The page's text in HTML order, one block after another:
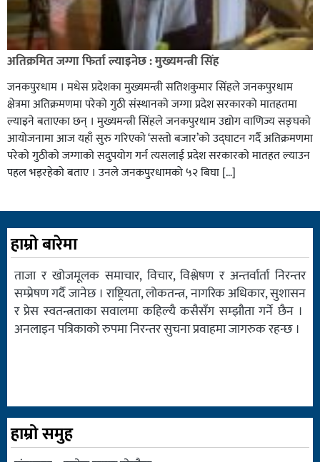
अतिक्रमित जग्गा फिर्ता ल्याइनेछ : मुख्यमन्त्री सिंह
जनकपुरधाम । मधेस प्रदेशका मुख्यमन्त्री सतिशकुमार सिंहले जनकपुरधाम
क्षेत्रमा अतिक्रमणमा परेको गुठी संस्थानको जग्गा प्रदेश सरकारको मातहतमा
ल्याइने बताएका छन् । मुख्यमन्त्री सिंहले जनकपुरधाम उद्योग वाणिज्य सङ्घको
आयोजनामा आज यहाँ सुरु गरिएको ‘सस्तो बजार’को उद्घाटन गर्दै अतिक्रमणमा
परेको गुठीको जग्गाको सदुपयोग गर्न त्यसलाई प्रदेश सरकारको मातहत ल्याउन
पहल भइरहेको बताए । उनले जनकपुरधामको ५२ बिघा […]
हाम्रो बारेमा
ताजा र खोजमूलक समाचार, विचार, विश्लेषण र अन्तर्वार्ता निरन्तर
सम्प्रेषण गर्दै जानेछ । राष्ट्रियता, लोकतन्त्र, नागरिक अधिकार, सुशासन
र प्रेस स्वतन्त्रताका सवालमा कहिल्यै कसैसँग सम्झौता गर्ने छैन ।
अनलाइन पत्रिकाको रुपमा निरन्तर सुचना प्रवाहमा जागरुक रहन्छ ।
हाम्रो समुह